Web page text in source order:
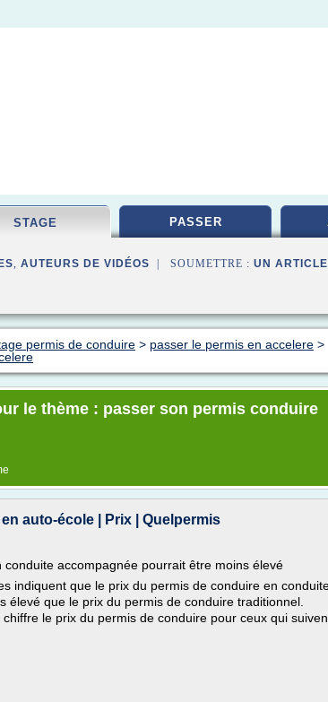
STAGE PASSER
, AUTEURS DE VIDÉOS | SOUMETTRE : UN ARTICLE
permis de conduire > passer le permis en accelere >
le thème : passer son permis conduire
auto-école | Prix | Quelpermis
accompagnée pourrait être moins élevé
indiquent que le prix du permis de conduire en
élevé que le prix du permis de conduire traditionnel.
le prix du permis de conduire pour ceux qui